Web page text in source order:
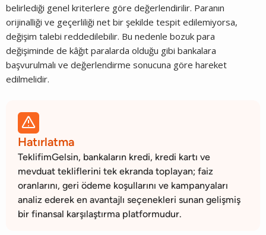
belirlediği genel kriterlere göre değerlendirilir. Paranın
orijinalliği ve geçerliliği net bir şekilde tespit edilemiyorsa,
değişim talebi reddedilebilir. Bu nedenle bozuk para
değişiminde de kâğıt paralarda olduğu gibi bankalara
başvurulmalı ve değerlendirme sonucuna göre hareket
edilmelidir.

Hatırlatma
TeklifimGelsin, bankaların kredi, kredi kartı ve
mevduat tekliflerini tek ekranda toplayan; faiz
oranlarını, geri ödeme koşullarını ve kampanyaları
analiz ederek en avantajlı seçenekleri sunan gelişmiş
bir finansal karşılaştırma platformudur.